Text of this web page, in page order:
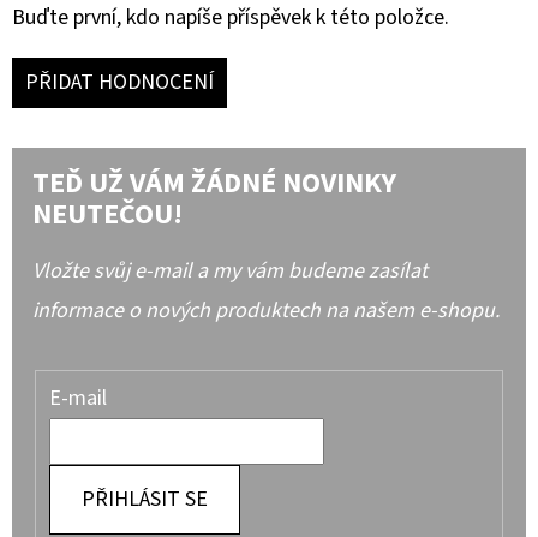
Buďte první, kdo napíše příspěvek k této položce.
PŘIDAT HODNOCENÍ
TEĎ UŽ VÁM ŽÁDNÉ NOVINKY
NEUTEČOU!
Vložte svůj e-mail a my vám budeme zasílat
informace o nových produktech na našem e-shopu.
E-mail
PŘIHLÁSIT SE